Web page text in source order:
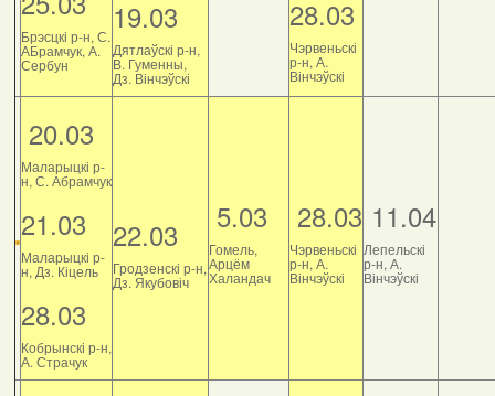
Брэсцкі р-н, С.
АБрамчук, А.
Сербун
19.03
Дятлаўскі р-н,
В. Гуменны,
Дз. Вінчэўскі
28.03
Чэрвеньскі
р-н, А.
Вінчэўскі
20.03
Маларыцкі р-
н, С. Абрамчук
21.03
Маларыцкі р-
н, Дз. Кіцель
28.03
Кобрынскі р-н,
А. Страчук
22.03
Гродзенскі р-н,
Дз. Якубовіч
5.03
Гомель,
Арцём
Халандач
28.03
Чэрвеньскі
р-н, А.
Вінчэўскі
11.04
Лепельскі
р-н, А.
Вінчэўскі